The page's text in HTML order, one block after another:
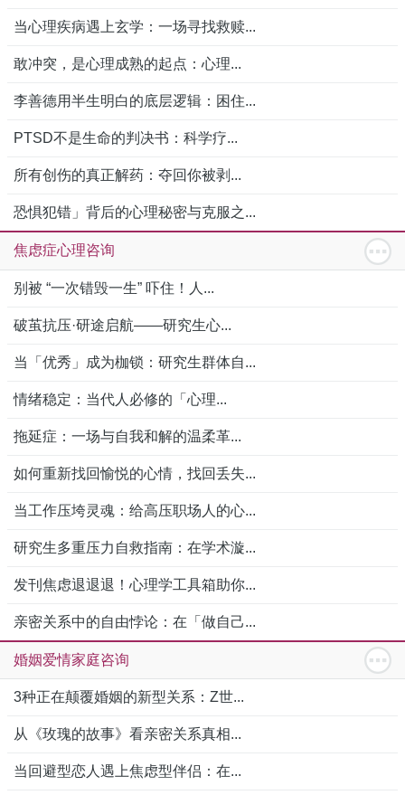
当心理疾病遇上玄学：一场寻找救赎...
敢冲突，是心理成熟的起点：心理...
李善德用半生明白的底层逻辑：困住...
PTSD不是生命的判决书：科学疗...
所有创伤的真正解药：夺回你被剥...
恐惧犯错」背后的心理秘密与克服之...
焦虑症心理咨询
别被 “一次错毁一生” 吓住！人...
破茧抗压·研途启航——研究生心...
当「优秀」成为枷锁：研究生群体自...
情绪稳定：当代人必修的「心理...
拖延症：一场与自我和解的温柔革...
如何重新找回愉悦的心情，找回丢失...
当工作压垮灵魂：给高压职场人的心...
研究生多重压力自救指南：在学术漩...
发刊焦虑退退退！心理学工具箱助你...
亲密关系中的自由悖论：在「做自己...
婚姻爱情家庭咨询
3种正在颠覆婚姻的新型关系：Z世...
从《玫瑰的故事》看亲密关系真相...
当回避型恋人遇上焦虑型伴侣：在...